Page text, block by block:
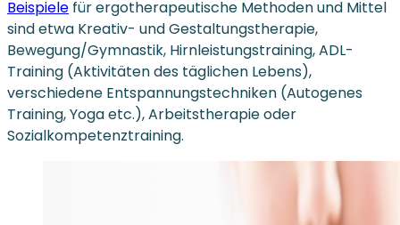
Beispiele für ergotherapeutische Methoden und Mittel
sind etwa Kreativ- und Gestaltungstherapie,
Bewegung/Gymnastik, Hirnleistungstraining, ADL-
Training (Aktivitäten des täglichen Lebens),
verschiedene Entspannungstechniken (Autogenes
Training, Yoga etc.), Arbeitstherapie oder
Sozialkompetenztraining.